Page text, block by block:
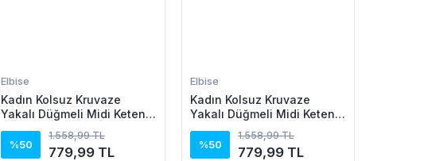
Elbise
Kadın Kolsuz Kruvaze
Yakalı Düğmeli Midi Keten
Elbise
%50
1.558,99 TL
779,99 TL
Elbise
Kadın Kolsuz Kruvaze
Yakalı Düğmeli Midi Keten
Elbise
%50
1.558,99 TL
779,99 TL